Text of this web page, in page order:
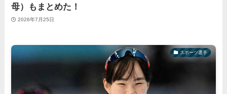
母）もまとめた！
2026年7月25日
スポーツ選手